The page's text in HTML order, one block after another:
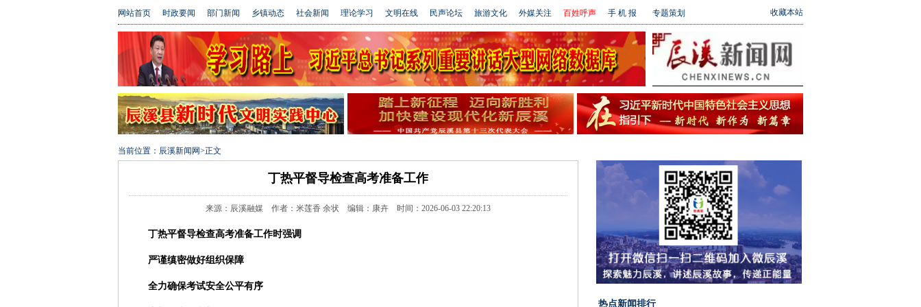
收藏本站
网站首页 时政要闻 部门新闻 乡镇动态 社会新闻 理论学习 文明在线 民声论坛 旅游文化 外媒关注 百姓呼声 手 机 报 专题策划
当前位置： 辰溪新闻网>正文
丁热平督导检查高考准备工作
来源：辰溪融媒 作者：米莲香 余状 编辑：康卉 时间：2026-06-03 22:20:13
丁热平督导检查高考准备工作时强调
严谨缜密做好组织保障
全力确保考试安全公平有序
热点新闻排行